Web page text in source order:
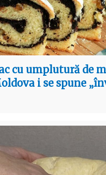
cu umplutură de
i se spune